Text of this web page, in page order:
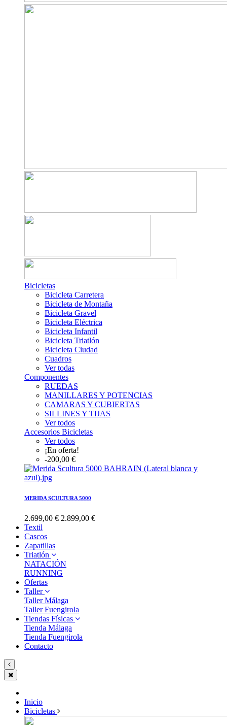
Bicicletas
Bicicleta Carretera
Bicicleta de Montaña
Bicicleta Gravel
Bicicleta Eléctrica
Bicicleta Infantil
Bicicleta Triatlón
Bicicleta Ciudad
Cuadros
Ver todas
Componentes
RUEDAS
MANILLARES Y POTENCIAS
CAMARAS Y CUBIERTAS
SILLINES Y TIJAS
Ver todos
Accesorios Bicicletas
Ver todos
¡En oferta!
-200,00 €
MERIDA SCULTURA 5000
2.699,00 € 2.899,00 €
Textil
Cascos
Zapatillas
Triatlón
NATACIÓN
RUNNING
Ofertas
Taller
Taller Málaga
Taller Fuengirola
Tiendas Físicas
Tienda Málaga
Tienda Fuengirola
Contacto
Inicio
Bicicletas